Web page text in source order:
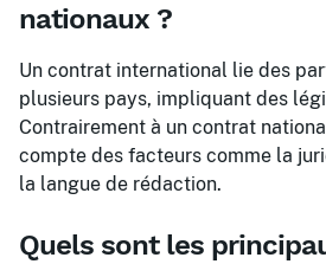
nationaux ?
Un contrat international lie des
plusieurs pays, impliquant des
Contrairement à un contrat
compte des facteurs comme la
la langue de rédaction.
Quels sont les